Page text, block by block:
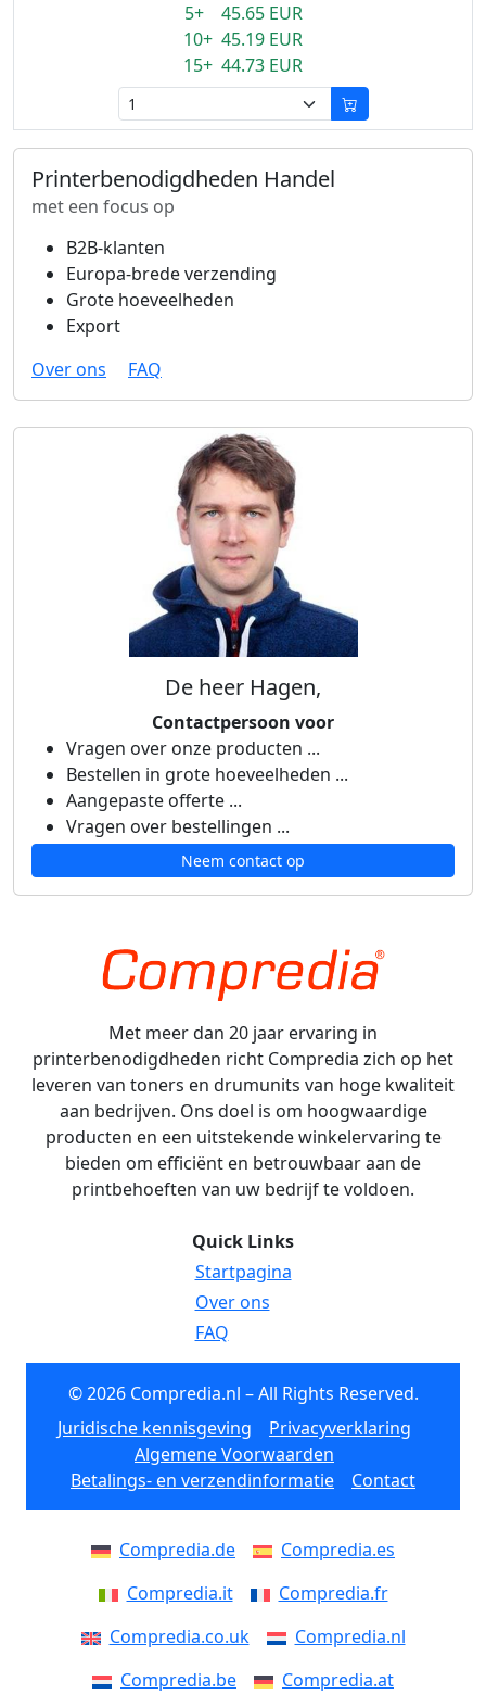
5+ 45.65 EUR
10+ 45.19 EUR
15+ 44.73 EUR
Printerbenodigdheden Handel
met een focus op
B2B-klanten
Europa-brede verzending
Grote hoeveelheden
Export
Over ons
FAQ
De heer Hagen,
Contactpersoon voor
Vragen over onze producten ...
Bestellen in grote hoeveelheden ...
Aangepaste offerte ...
Vragen over bestellingen ...
Neem contact op
Met meer dan 20 jaar ervaring in
printerbenodigdheden richt Compredia zich op het
leveren van toners en drumunits van hoge kwaliteit
aan bedrijven. Ons doel is om hoogwaardige
producten en een uitstekende winkelervaring te
bieden om efficiënt en betrouwbaar aan de
printbehoeften van uw bedrijf te voldoen.
Quick Links
Startpagina
Over ons
FAQ
© 2026 Compredia.nl – All Rights Reserved.
Juridische kennisgeving
Privacyverklaring
Algemene Voorwaarden
Betalings- en verzendinformatie
Contact
Compredia.de
Compredia.es
Compredia.it
Compredia.fr
Compredia.co.uk
Compredia.nl
Compredia.be
Compredia.at